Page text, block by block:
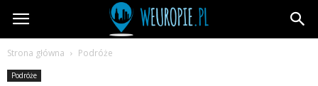
wEuropie.pl
Strona główna Podróże
Podróże